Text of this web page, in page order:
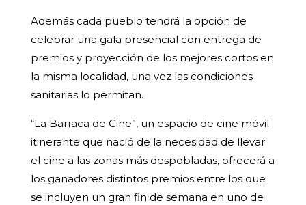
Además cada pueblo tendrá la opción de
celebrar una gala presencial con entrega de
premios y proyección de los mejores cortos en
la misma localidad, una vez las condiciones
sanitarias lo permitan.
“La Barraca de Cine”, un espacio de cine móvil
itinerante que nació de la necesidad de llevar
el cine a las zonas más despobladas, ofrecerá a
los ganadores distintos premios entre los que
se incluyen un gran fin de semana en uno de